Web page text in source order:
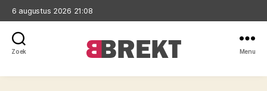
6 augustus 2026 21:08
Zoek Menu